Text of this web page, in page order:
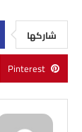
شاركها
Pinterest